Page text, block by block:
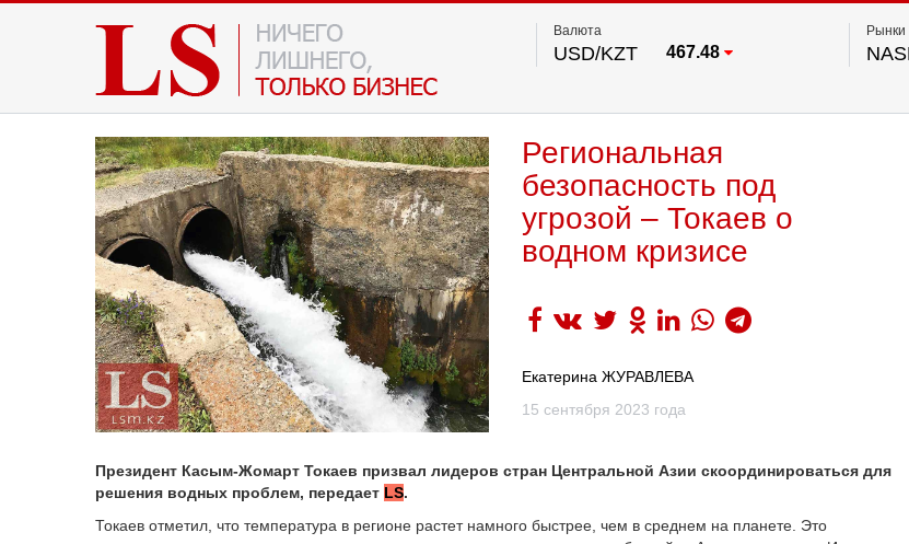
Валюта
USD/KZT 467.48
Рынки
Региональная
безопасность под
угрозой – Токаев о
водном кризисе
Екатерина ЖУРАВЛЕВА
15 сентября 2023 года
Президент Касым-Жомарт Токаев призвал лидеров стран Центральной Азии скоординироваться для
решения водных проблем, передает LS.
Токаев отметил, что температура в регионе растет намного быстрее, чем в среднем на планете. Это